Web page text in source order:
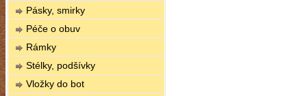
Pásky, smirky
Péče o obuv
Rámky
Stélky, podšívky
Vložky do bot